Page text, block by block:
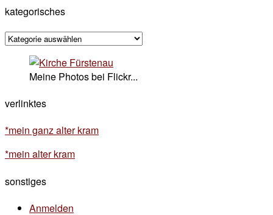
kategorisches
kategorisches
Meine Photos bei Flickr...
verlinktes
*mein ganz alter kram
*mein alter kram
sonstiges
Anmelden